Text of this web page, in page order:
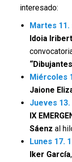
interesado:
Martes 11.
Idoia
Miércoles
Jaione
Jueves 13.
IX
Sáenz al
Lunes 17.
Iker García